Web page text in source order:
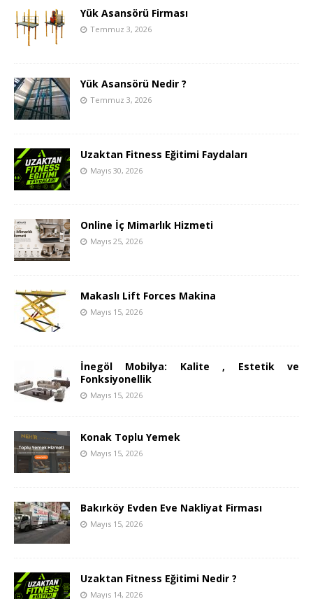
Yük Asansörü Firması
Temmuz 3, 2026
Yük Asansörü Nedir ?
Temmuz 3, 2026
Uzaktan Fitness Eğitimi Faydaları
Mayıs 30, 2026
Online İç Mimarlık Hizmeti
Mayıs 25, 2026
Makaslı Lift Forces Makina
Mayıs 15, 2026
İnegöl Mobilya: Kalite , Estetik ve
Fonksiyonellik
Mayıs 15, 2026
Konak Toplu Yemek
Mayıs 15, 2026
Bakırköy Evden Eve Nakliyat Firması
Mayıs 15, 2026
Uzaktan Fitness Eğitimi Nedir ?
Mayıs 14, 2026